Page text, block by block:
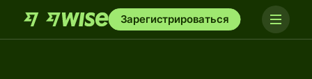
Зарегистрироваться